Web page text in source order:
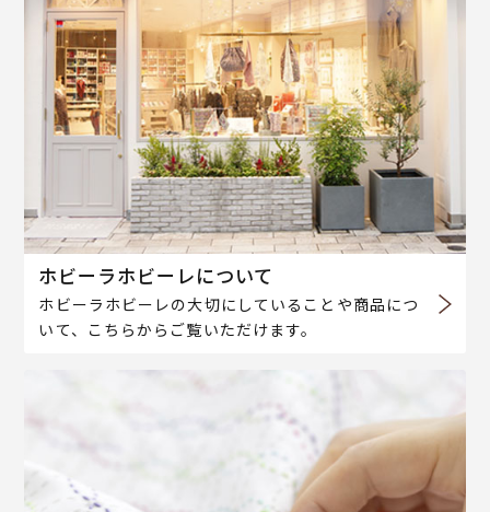
ホビーラホビーレについて
ホビーラホビーレの大切にしていることや商品につ
いて、こちらからご覧いただけます。